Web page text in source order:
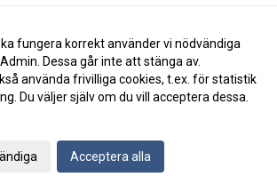
2015-05-25 14:19
2015-04-08 14:44
Gå till Webbversion
fungera korrekt använder vi nödvändiga
Dessa går inte att stänga av.
använda frivilliga cookies, t.ex. för statistik
Du väljer själv om du vill acceptera dessa.
Acceptera alla